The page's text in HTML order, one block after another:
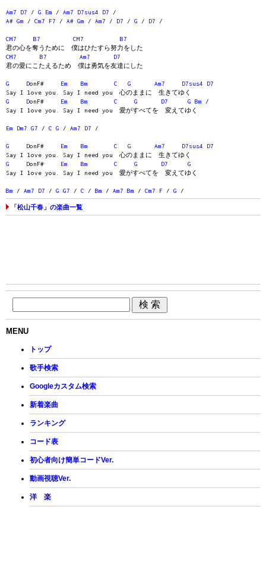
Am7 D7 / G Em / Am7 D7sus4 D7 /
A# Gm / Cm7 F7 / A# Gm / Am7 / D7 / G / D7 /
CM7 B7 CM7
B7
君の心を奪うために 僕はひたすら努力をした
CM7
B7 Am7
D7
君の愛にこたえるため 僕は勇気を友達にした
G DonF# Em Bm C G Am7 D7sus4
D7
Say I love you. Say I need you 心のままに 生きてゆく
G
DonF# Em Bm C G D7 G Bm /
Say I love you. Say I need you 愛がすべてを 変えてゆく
Em Dm7 G7 / C G / Am7 D7 /
G DonF# Em Bm C G Am7 D7sus4
D7
Say I love you. Say I need you 心のままに 生きてゆく
G
DonF# Em Bm C G D7
G
Say I love you. Say I need you 愛がすべてを 変えてゆく
Bm / Am7 D7 / G G7 / C / Bm / Am7 Bm / Cm7 F / G /
「松山千春」の楽曲一覧
MENU
トップ
歌手検索
Googleカスタム検索
新着楽曲
ランキング
コード表
初心者向け簡単コードVer.
動画視聴Ver.
洋 楽